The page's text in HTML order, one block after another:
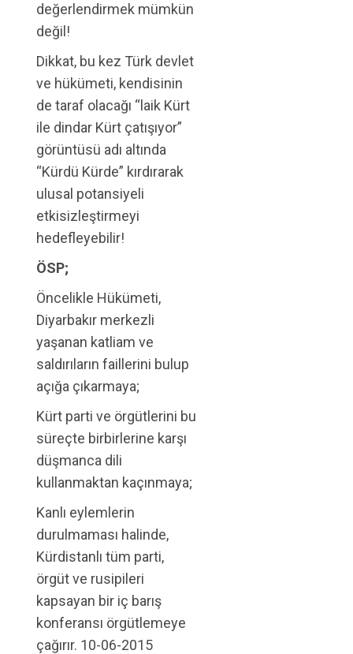
değerlendirmek mümkün
değil!
Dikkat, bu kez Türk devlet
ve hükümeti, kendisinin
de taraf olacağı “laik Kürt
ile dindar Kürt çatışıyor”
görüntüsü adı altında
“Kürdü Kürde” kırdırarak
ulusal potansiyeli
etkisizleştirmeyi
hedefleyebilir!
ÖSP;
Öncelikle Hükümeti,
Diyarbakır merkezli
yaşanan katliam ve
saldırıların faillerini bulup
açığa çıkarmaya;
Kürt parti ve örgütlerini bu
süreçte birbirlerine karşı
düşmanca dili
kullanmaktan kaçınmaya;
Kanlı eylemlerin
durulmaması halinde,
Kürdistanlı tüm parti,
örgüt ve rusipileri
kapsayan bir iç barış
konferansı örgütlemeye
çağırır. 10-06-2015